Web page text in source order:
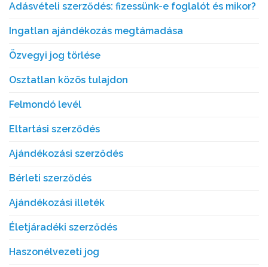
Adásvételi szerződés: fizessünk-e foglalót és mikor?
Ingatlan ajándékozás megtámadása
Özvegyi jog törlése
Osztatlan közös tulajdon
Felmondó levél
Eltartási szerződés
Ajándékozási szerződés
Bérleti szerződés
Ajándékozási illeték
Életjáradéki szerződés
Haszonélvezeti jog